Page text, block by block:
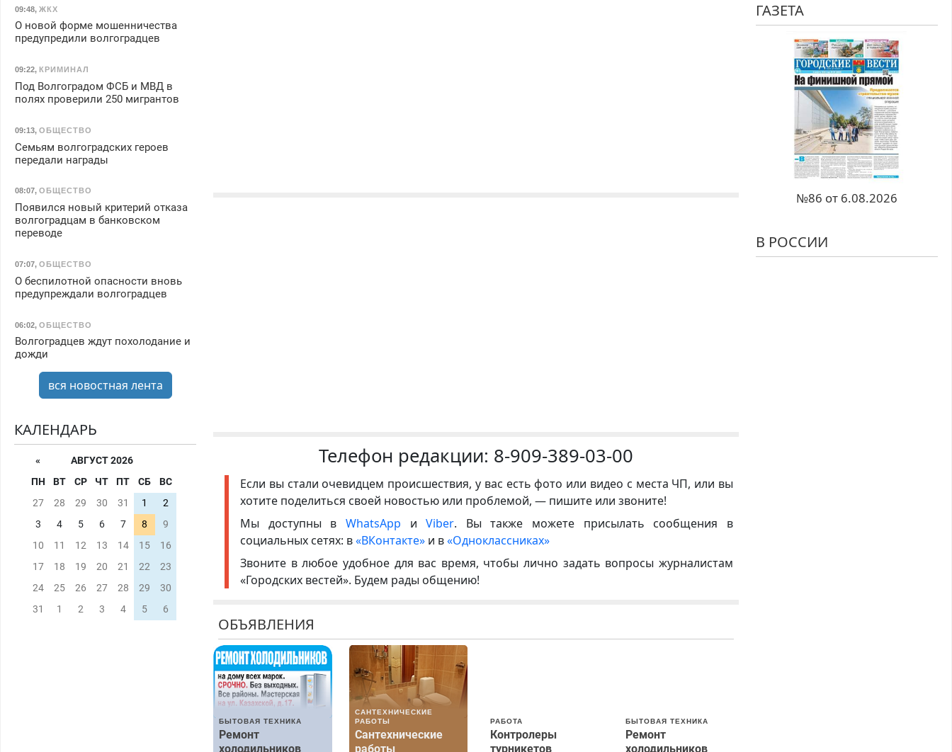
Телефон редакции: 8-909-389-03-00
Если вы стали очевидцем происшествия, у вас есть фото или видео с места ЧП, или вы
хотите поделиться своей новостью или проблемой, — пишите или звоните!
Мы доступны в WhatsApp иViber. Вы также можете присылать сообщения в
социальных сетях: в«ВКонтакте» и в«Одноклассниках»
Звоните в любое удобное для вас время, чтобы лично задать вопросы журналистам
«Городских вестей». Будем рады общению!
ОБЪЯВЛЕНИЯ
БЫТОВАЯ ТЕХНИКА
Ремонт
холодильников
САНТЕХНИЧЕСКИЕ
РАБОТЫ
Сантехнические
работы
РАБОТА
Контролеры
турникетов
БЫТОВАЯ ТЕХНИКА
Ремонт
холодильников
09:48, ЖКХ
О новой форме мошенничества
предупредили волгоградцев
09:22, КРИМИНАЛ
Под Волгоградом ФСБ и МВД в
полях проверили 250 мигрантов
09:13, ОБЩЕСТВО
Семьям волгоградских героев
передали награды
08:07, ОБЩЕСТВО
Появился новый критерий отказа
волгоградцам в банковском
переводе
07:07, ОБЩЕСТВО
О беспилотной опасности вновь
предупреждали волгоградцев
06:02, ОБЩЕСТВО
Волгоградцев ждут похолодание и
дожди
вся новостная лента
КАЛЕНДАРЬ
«
АВГУСТ 2026
ПН
ВТ СР ЧТ ПТ СБ
ВС
27
28 29 30 31 1
2
3
4 5 6 7 8
9
10
11 12 13 14 15
16
17
18 19 20 21 22
23
24
25 26 27 28 29
30
31
1 2 3 4 5 6
ГАЗЕТА
№86 от 6.08.2026
В РОССИИ